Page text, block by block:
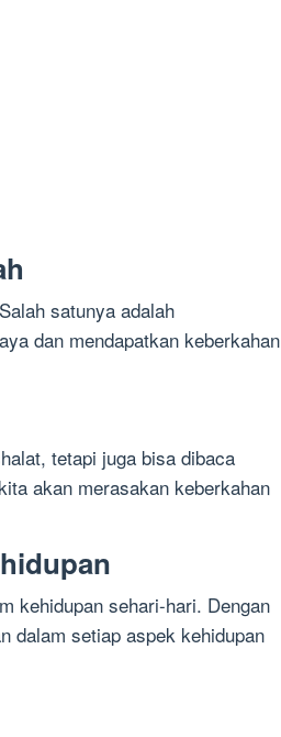
satunya adalah
dan mendapatkan keberkahan
tetapi juga bisa dibaca
akan merasakan keberkahan
kehidupan sehari-hari. Dengan
dalam setiap aspek kehidupan